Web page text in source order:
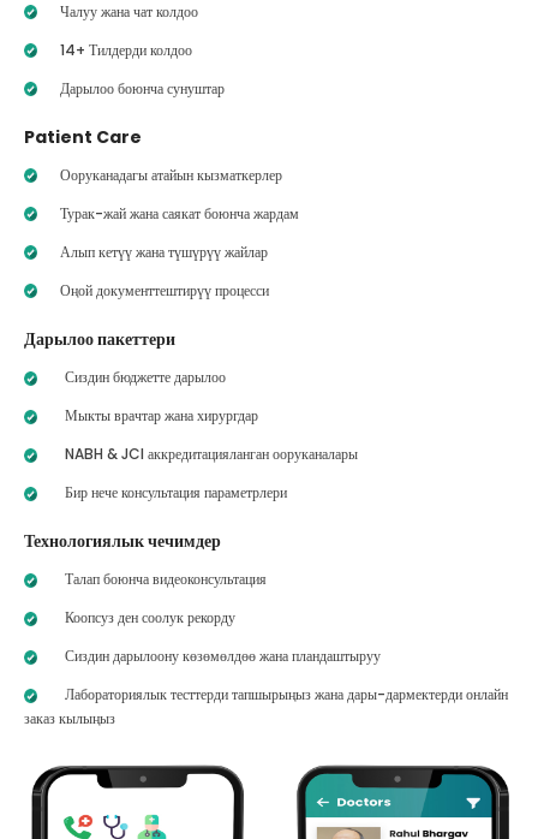
Чалуу жана чат колдоо
14+ Тилдерди колдоо
Дарылоо боюнча сунуштар
Patient Care
Ооруканадагы атайын кызматкерлер
Турак-жай жана саякат боюнча жардам
Алып кетүү жана түшүрүү жайлар
Оңой документтештирүү процесси
Дарылоо пакеттери
Сиздин бюджетте дарылоо
Мыкты врачтар жана хирургдар
NABH & JCI аккредитацияланган ооруканалары
Бир нече консультация параметрлери
Технологиялык чечимдер
Талап боюнча видеоконсультация
Коопсуз ден соолук рекорду
Сиздин дарылоону көзөмөлдөө жана пландаштыруу
Лабораториялык тесттерди тапшырыңыз жана дары-дармектерди онлайн
заказ кылыңыз